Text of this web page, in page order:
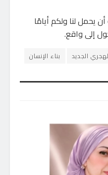
يحمل لنا ولكم أيامًا
إلى واقع.
الجديد بناء الإنسان